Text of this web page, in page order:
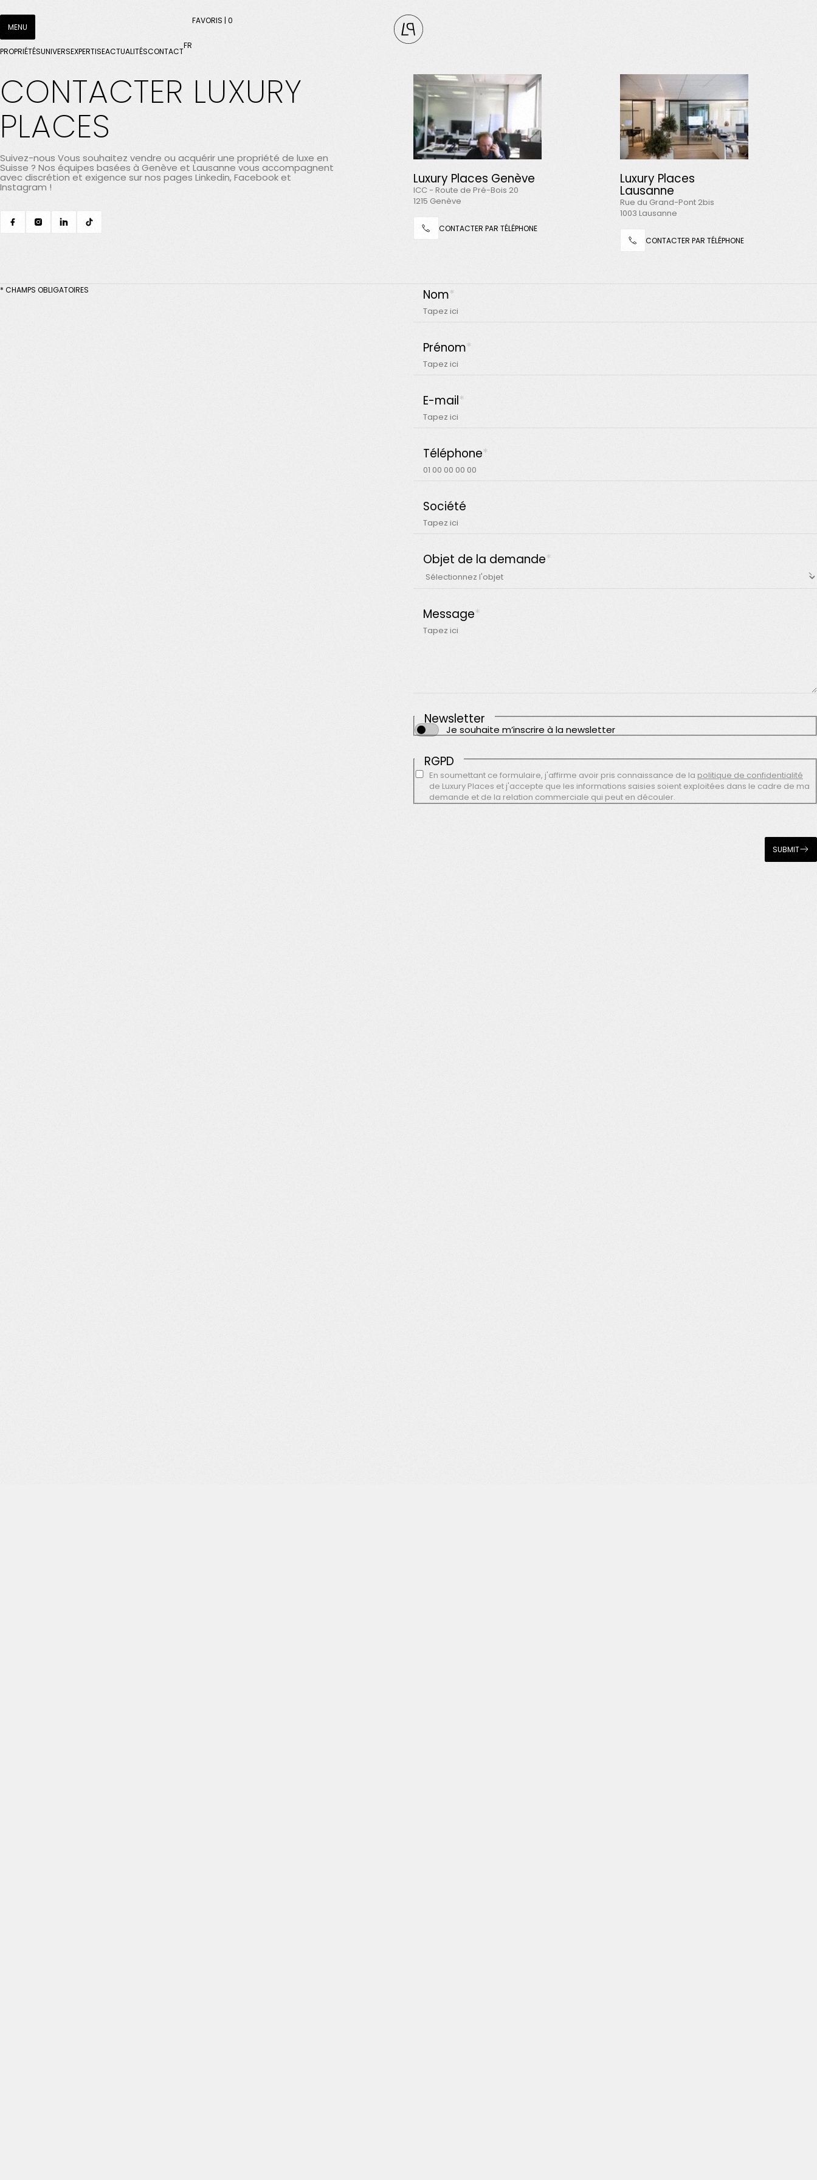
Accéder au contenu principal
Accéder au pied de page
MENU
PROPRIÉTÉSUNIVERSEXPERTISEACTUALITÉSCONTACT
FR
FAVORIS | 0
MES (0)
moment
Vous
ici
HOME CONTACT
CONTACTER LUXURY
PLACES
Suivez-nous Vous souhaitez vendre ou acquérir une propriété de luxe en
Suisse ? Nos équipes basées à Genève et Lausanne vous accompagnent
avec discrétion et exigence sur nos pages Linkedin, Facebook et
Instagram !
Luxury Places Genève
ICC - Route de Pré-Bois 20
1215 Genève
CONTACTER PAR TÉLÉPHONE
Luxury Places
Lausanne
Rue du Grand-Pont 2bis
1003 Lausanne
CONTACTER PAR TÉLÉPHONE
* CHAMPS OBLIGATOIRES Nom*
Prénom*
E-mail*
Téléphone*
Société
Objet de la demande*
Message*
Newsletter
Je souhaite m’inscrire à la newsletter
RGPD
En soumettant ce formulaire, j'affirme avoir pris connaissance de la politique de confidentialité
de Luxury Places et j'accepte que les informations saisies soient exploitées dans le cadre de ma
demande et de la relation commerciale qui peut en découler.
SUBMIT